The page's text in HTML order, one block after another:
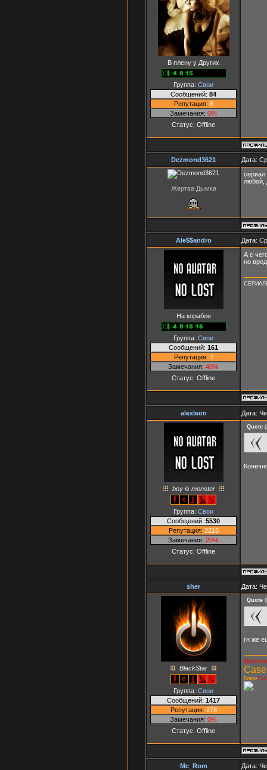
В плену у Других
Группа: Свои
Сообщений: 84
Репутация: 6
Замечания: 0%
Статус: Offline
Dezmond3621 Дата:
Жертва Дымка
сериал
любой,
Ale$$andro Дата:
На корабле
Группа: Свои
Сообщений: 161
Репутация: 7
Замечания: 40%
Статус: Offline
А с
но
alexleon Дата:
boy is monster
Группа: Свои
Сообщений: 5530
Репутация: 2216
Замечания: 20%
Статус: Offline
Quote (
sher Дата:
BlackStar
Группа: Свои
Сообщений: 1417
Репутация: 278
Замечания: 0%
Статус: Offline
Quote (
гн же
Case
Клер- I
Mc_Rom Дата: